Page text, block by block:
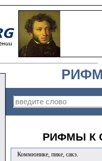
РИФМЫ К
Коммюнике, пике, сакэ.